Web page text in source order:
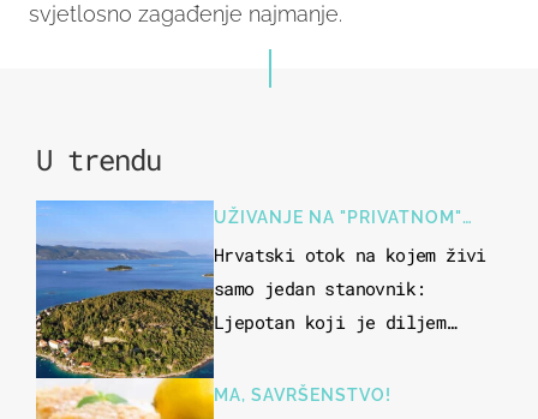
svjetlosno zagađenje najmanje.
U trendu
UŽIVANJE NA "PRIVATNOM"
OTOKU
Hrvatski otok na kojem živi
samo jedan stanovnik:
Ljepotan koji je diljem
"bijelom zlatu"
MA, SAVRŠENSTVO!